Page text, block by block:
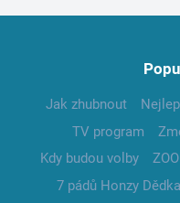
Jak zhubnout
TV program
Kdy budou volby
7 pádů Honzy Dědka